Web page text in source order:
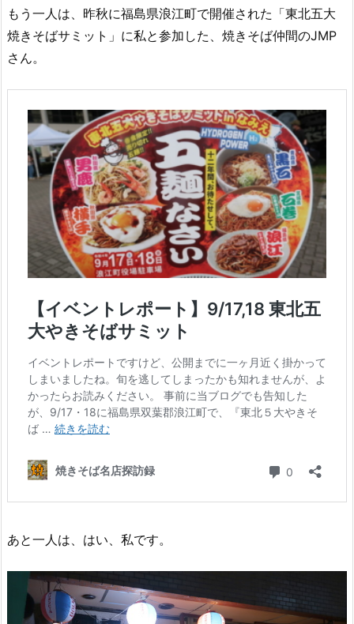
もう一人は、昨秋に福島県浪江町で開催された「東北五大
焼きそばサミット」に私と参加した、焼きそば仲間のJMP
さん。
あと一人は、はい、私です。